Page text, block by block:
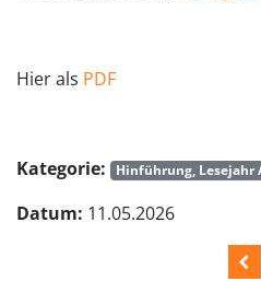
Hier als PDF
Kategorie: Hinführung, Lesejahr
Datum: 11.05.2026